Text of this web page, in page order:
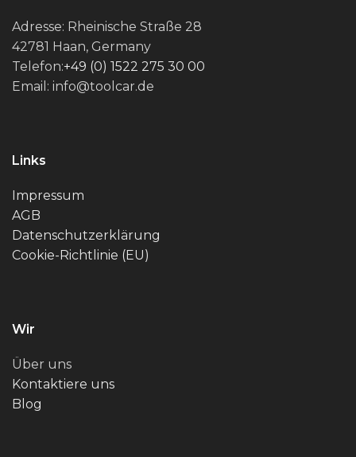
Adresse: Rheinische Straße 28
42781 Haan, Germany
Telefon:+49 (0) 1522 275 30 00
Email: info@toolcar.de
Links
Impressum
AGB
Datenschutzerklärung
Cookie-Richtlinie (EU)
Wir
Über uns
Kontaktiere uns
Blog